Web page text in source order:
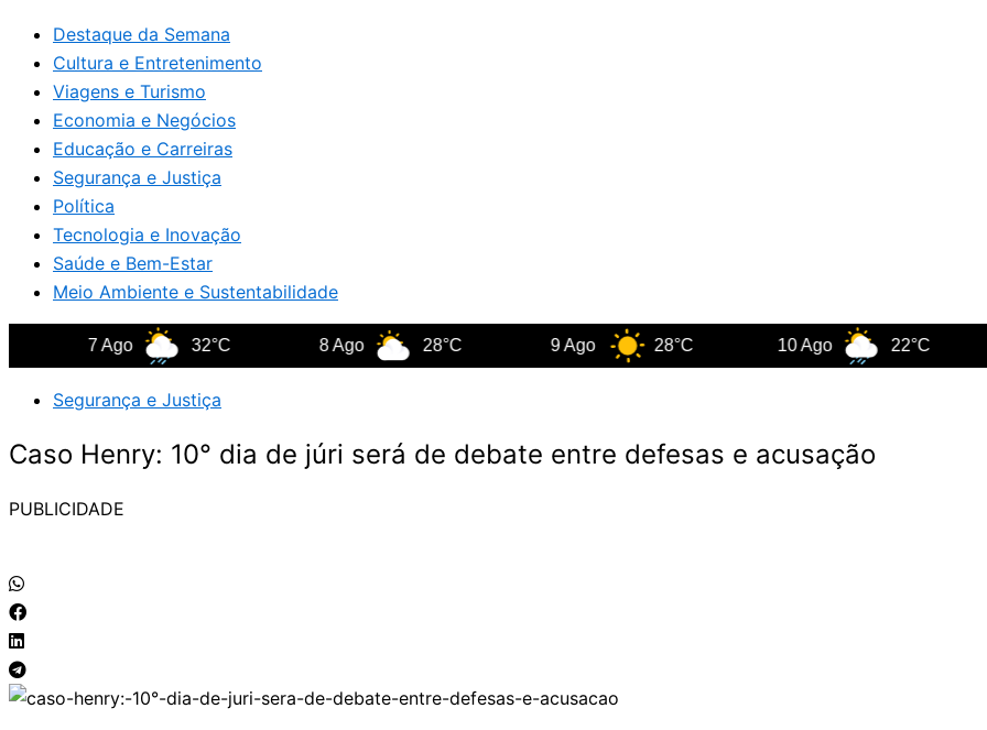
Destaque da Semana
Cultura e Entretenimento
Viagens e Turismo
Economia e Negócios
Educação e Carreiras
Segurança e Justiça
Política
Tecnologia e Inovação
Saúde e Bem-Estar
Meio Ambiente e Sustentabilidade
32°C 28°C 28°C 10 Ago 22°C 11
Segurança e Justiça
Caso Henry: 10° dia de júri será de debate entre defesas e acusação
PUBLICIDADE